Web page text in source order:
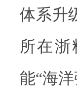
体系升
所在
能“海